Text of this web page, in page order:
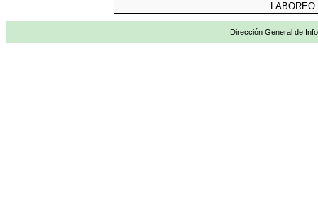
LABOREO
Dirección General de